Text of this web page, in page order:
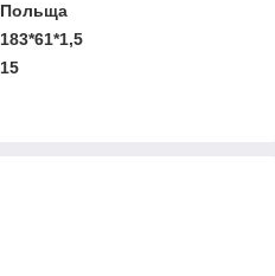
Польща
183*61*1,5
15